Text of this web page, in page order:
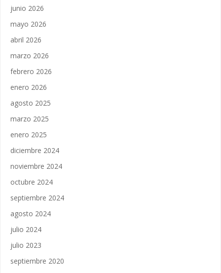
junio 2026
mayo 2026
abril 2026
marzo 2026
febrero 2026
enero 2026
agosto 2025
marzo 2025
enero 2025
diciembre 2024
noviembre 2024
octubre 2024
septiembre 2024
agosto 2024
julio 2024
julio 2023
septiembre 2020